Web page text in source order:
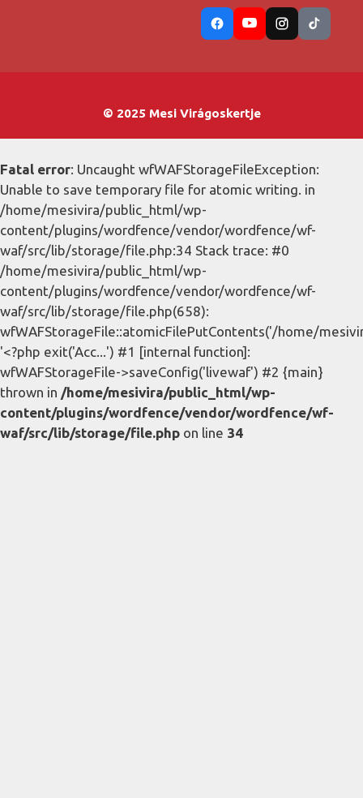
© 2025 Mesi Virágoskertje
Fatal error: Uncaught wfWAFStorageFileException:
Unable to save temporary file for atomic writing. in
/home/mesivira/public_html/wp-
content/plugins/wordfence/vendor/wordfence/wf-
waf/src/lib/storage/file.php:34 Stack trace: #0
/home/mesivira/public_html/wp-
content/plugins/wordfence/vendor/wordfence/wf-
waf/src/lib/storage/file.php(658):
wfWAFStorageFile::atomicFilePutContents('/home/
'<?php exit('Acc...') #1 [internal function]:
wfWAFStorageFile->saveConfig('livewaf') #2 {main}
thrown in /home/mesivira/public_html/wp-
content/plugins/wordfence/vendor/wordfence/wf-
waf/src/lib/storage/file.php on line 34